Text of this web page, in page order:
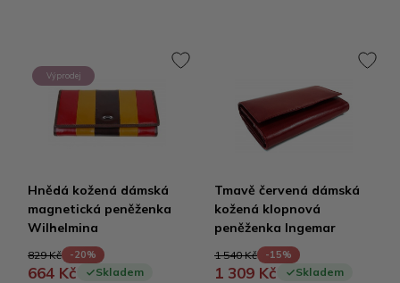
Výprodej
Hnědá kožená dámská
magnetická peněženka
Wilhelmina
829 Kč -20%
664 Kč Skladem
Tmavě červená dámská
kožená klopnová
peněženka Ingemar
1 540 Kč -15%
1 309 Kč Skladem